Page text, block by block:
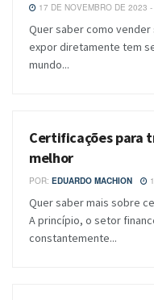
17 DE NOVEMBRO DE 2023
Quer saber como vender
expor diretamente tem
mundo...
BLOG
Certificações para
melhor
POR: EDUARDO MACHION
Quer saber mais sobre
A princípio, o setor
constantemente...